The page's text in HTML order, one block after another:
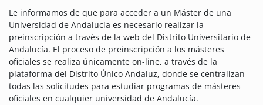
Le informamos de que para acceder a un Máster de una
Universidad de Andalucía es necesario realizar la
preinscripción a través de la web del Distrito Universitario de
Andalucía. El proceso de preinscripción a los másteres
oficiales se realiza únicamente on-line, a través de la
plataforma del Distrito Único Andaluz, donde se centralizan
todas las solicitudes para estudiar programas de másteres
oficiales en cualquier universidad de Andalucía.